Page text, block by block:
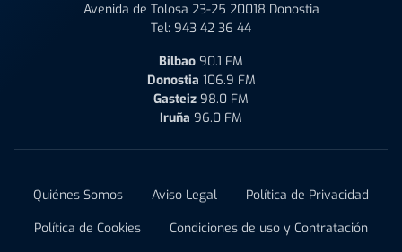
Avenida de Tolosa 23-25 20018 Donostia
Tel: 943 42 36 44
Bilbao 90.1 FM
Donostia 106.9 FM
Gasteiz 98.0 FM
Iruña 96.0 FM
Quiénes Somos Aviso Legal
Política de Privacidad
Política de Cookies
Condiciones de uso y Contratación